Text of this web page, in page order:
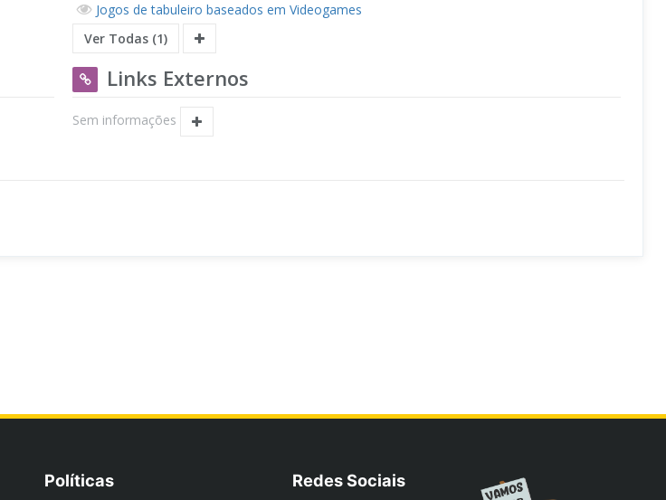
Jogos de tabuleiro baseados em Videogames
Ver Todas (1)
Links Externos
Sem informações
Políticas Redes Sociais